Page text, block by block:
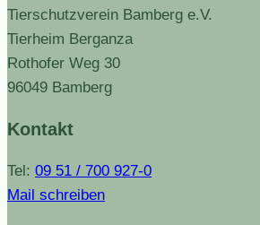
Tierschutzverein Bamberg e.V.
Tierheim Berganza
Rothofer Weg 30
96049 Bamberg
Kontakt
Tel: 09 51 / 700 927-0
Mail schreiben